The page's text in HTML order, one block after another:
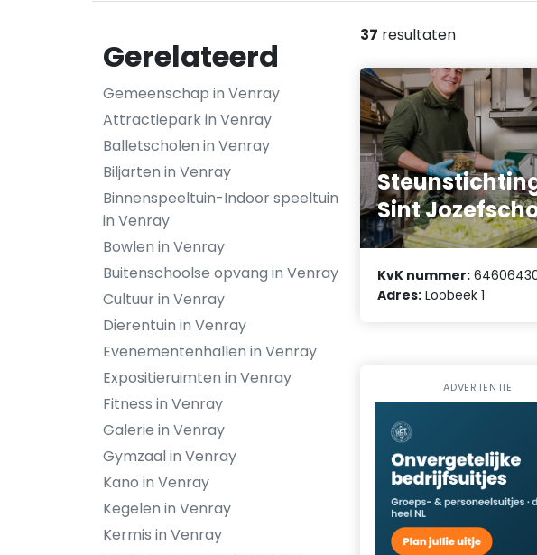
Gerelateerd
Gemeenschap in Venray
Attractiepark in Venray
Balletscholen in Venray
Biljarten in Venray
Binnenspeeltuin-Indoor speeltuin
in Venray
Bowlen in Venray
Buitenschoolse opvang in Venray
Cultuur in Venray
Dierentuin in Venray
Evenementenhallen in Venray
Expositieruimten in Venray
Fitness in Venray
Galerie in Venray
Gymzaal in Venray
Kano in Venray
Kegelen in Venray
Kermis in Venray
37 resultaten
Sint
KvK nummer:
Adres: Loobeek 1
ADVERTENTIE